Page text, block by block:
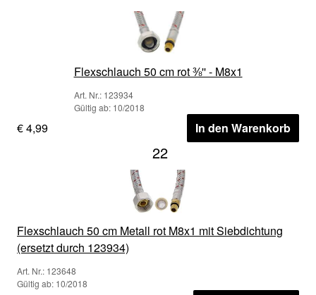
Flexschlauch 50 cm rot ⅜'' - M8x1
Art. Nr.: 123934
Gültig ab: 10/2018
€ 4,99 In den Warenkorb
22
Flexschlauch 50 cm Metall rot M8x1 mit Siebdichtung
(ersetzt durch 123934)
Art. Nr.: 123648
Gültig ab: 10/2018